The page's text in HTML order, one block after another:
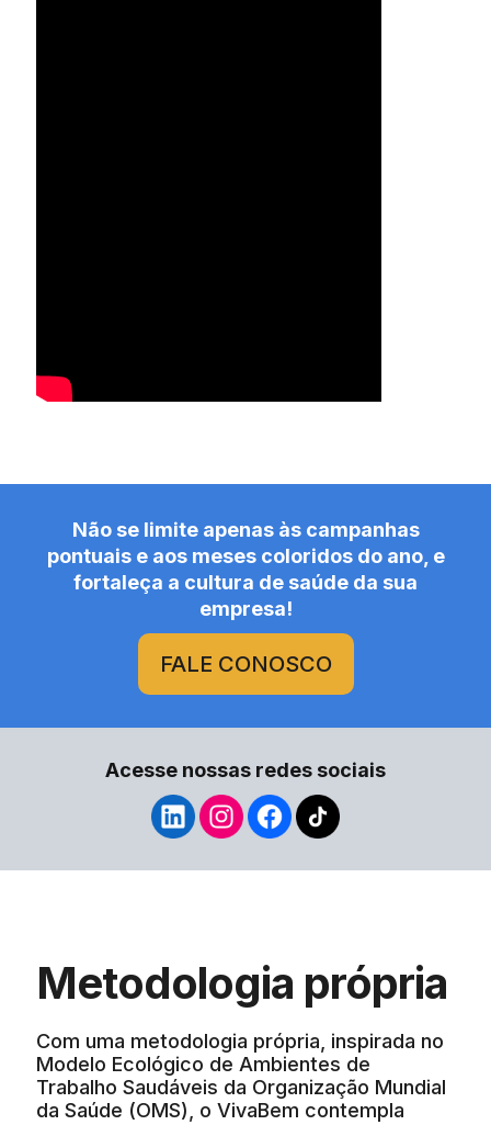
Não se limite apenas às campanhas
pontuais e aos meses coloridos do ano, e
fortaleça a cultura de saúde da sua
empresa!
FALE CONOSCO
Acesse nossas redes sociais
Metodologia própria
Com uma metodologia própria, inspirada no
Modelo Ecológico de Ambientes de
Trabalho Saudáveis da Organização Mundial
da Saúde (OMS), o VivaBem contempla